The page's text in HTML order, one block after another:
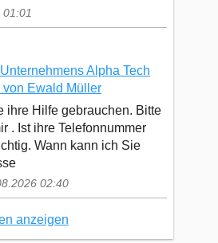
Alpha Tech
von Ewald Müller
ihre Hilfe gebrauchen. Bitte
. Ist ihre Telefonnummer
Wann kann ich Sie
02:40
anzeigen